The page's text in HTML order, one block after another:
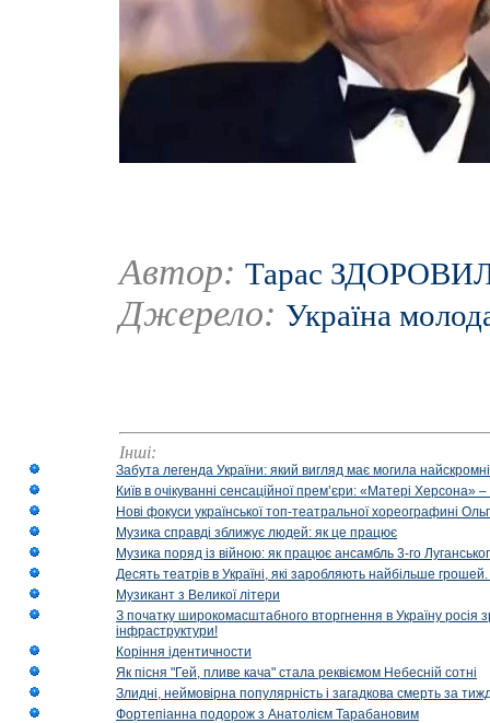
Автор: Тарас
Джерело: Україна
Інші:
Забута легенда України: який вигляд має могила
Київ в очікуванні сенсаційної прем’єри: «Матері
Нові фокуси української топ-театральної хореографині
Музика справді зближує людей: як це працює
Музика поряд із війною: як працює ансамбль 3-го
Десять театрів в Україні, які заробляють найбільше
Музикант з Великої літери
З початку широкомасштабного вторгнення в Україну росія
інфраструктури!
Коріння ідентичности
Як пісня "Гей, пливе кача" стала реквіємом Небесній сотні
Злидні, неймовірна популярність і загадкова смерть за
Фортепіанна подорож з Анатолієм Тарабановим